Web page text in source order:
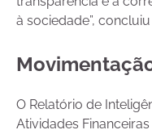
à sociedade”,
O Relatório de
Atividades